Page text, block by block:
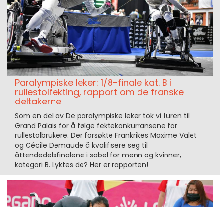
Paralympiske leker: 1/8-finale kat. B i
rullestolfekting, rapport om de franske
deltakerne
Som en del av De paralympiske leker tok vi turen til
Grand Palais for å følge fektekonkurransene for
rullestolbrukere. Der forsøkte Frankrikes Maxime Valet
og Cécile Demaude å kvalifisere seg til
åttendedelsfinalene i sabel for menn og kvinner,
kategori B. Lyktes de? Her er rapporten!